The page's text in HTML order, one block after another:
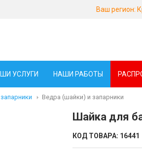
Ваш регион:
УСЛУГИ НАШИ РАБОТЫ
Ведра (шайки) и запарники
Шайка для
КОД ТОВАРА: 16441